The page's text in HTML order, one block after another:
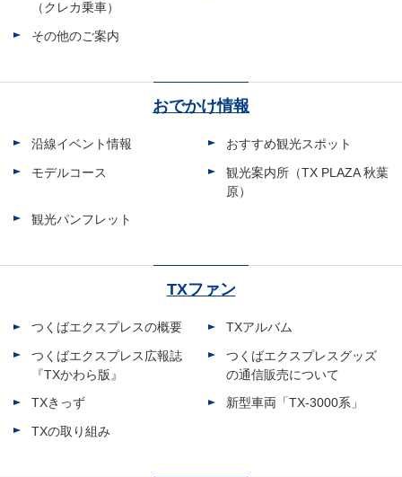
（クレカ乗車）
その他のご案内
おでかけ情報
沿線イベント情報
おすすめ観光スポット
モデルコース
観光案内所（TX PLAZA 秋葉
原）
観光パンフレット
TXファン
つくばエクスプレスの概要
TXアルバム
つくばエクスプレス広報誌
『TXかわら版』
つくばエクスプレスグッズ
の通信販売について
TXきっず
新型車両「TX-3000系」
TXの取り組み